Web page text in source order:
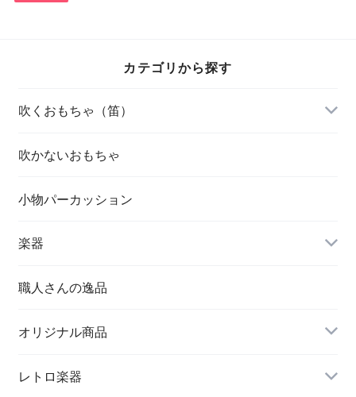
カテゴリから探す
吹くおもちゃ（笛）
吹かないおもちゃ
小物パーカッション
楽器
職人さんの逸品
オリジナル商品
レトロ楽器